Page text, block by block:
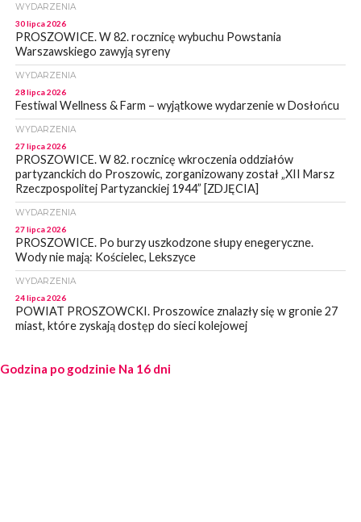
WYDARZENIA
30 lipca 2026
PROSZOWICE. W 82. rocznicę wybuchu Powstania
Warszawskiego zawyją syreny
WYDARZENIA
28 lipca 2026
Festiwal Wellness & Farm – wyjątkowe wydarzenie w Dosłońcu
WYDARZENIA
27 lipca 2026
PROSZOWICE. W 82. rocznicę wkroczenia oddziałów
partyzanckich do Proszowic, zorganizowany został „XII Marsz
Rzeczpospolitej Partyzanckiej 1944” [ZDJĘCIA]
WYDARZENIA
27 lipca 2026
PROSZOWICE. Po burzy uszkodzone słupy enegeryczne.
Wody nie mają: Kościelec, Lekszyce
WYDARZENIA
24 lipca 2026
POWIAT PROSZOWCKI. Proszowice znalazły się w gronie 27
miast, które zyskają dostęp do sieci kolejowej
23 lipca 2026
POWIAT PROSZOWICE. Obchody Święta Policji w
Godzina po godzinie Na 16 dni